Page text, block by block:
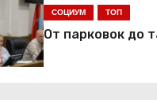
СОЦИУМ ТОП
От парковок до